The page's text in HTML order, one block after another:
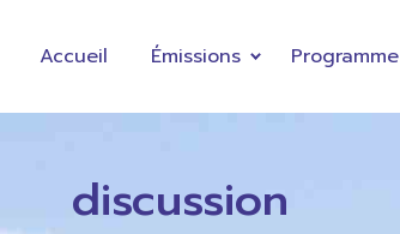
Accueil Émissions Programme
discussion